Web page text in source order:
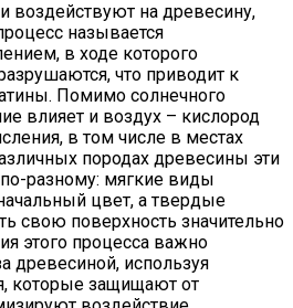
воздействуют на древесину,
называется
в ходе которого
что приводит к
Помимо солнечного
влияет и воздух – кислород
в том числе в местах
породах древесины эти
разному: мягкие виды
цвет, а твердые
свою поверхность значительно
этого процесса важно
древесиной, используя
которые защищают от